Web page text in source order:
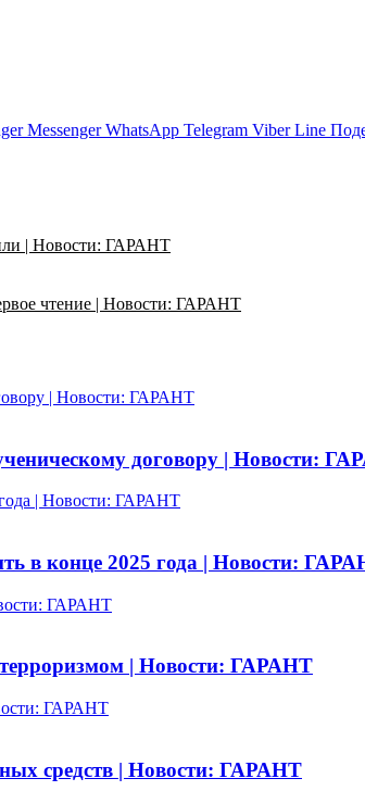
Messenger WhatsApp Telegram Viber Line
| Новости: ГАРАНТ
чтение | Новости: ГАРАНТ
| Новости: ГАРАНТ
договору | Новости:
| Новости: ГАРАНТ
в конце 2025 года | Новости:
ГАРАНТ
| Новости: ГАРАНТ
ГАРАНТ
средств | Новости: ГАРАНТ